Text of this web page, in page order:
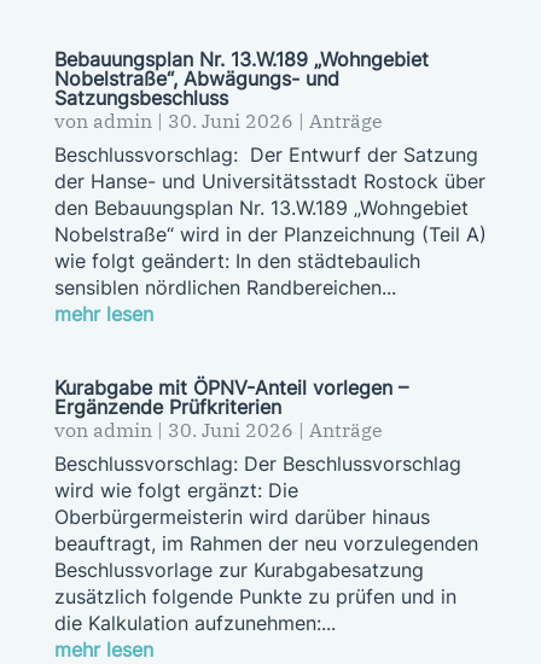
Bebauungsplan Nr. 13.W.189 „Wohngebiet
Nobelstraße“, Abwägungs- und
Satzungsbeschluss
von admin| 30. Juni 2026 | Anträge
Beschlussvorschlag: Der Entwurf der Satzung
der Hanse- und Universitätsstadt Rostock über
den Bebauungsplan Nr. 13.W.189 „Wohngebiet
Nobelstraße“ wird in der Planzeichnung (Teil A)
wie folgt geändert: In den städtebaulich
sensiblen nördlichen Randbereichen...
mehr lesen
Kurabgabe mit ÖPNV-Anteil vorlegen –
Ergänzende Prüfkriterien
von admin| 30. Juni 2026 | Anträge
Beschlussvorschlag: Der Beschlussvorschlag
wird wie folgt ergänzt: Die
Oberbürgermeisterin wird darüber hinaus
beauftragt, im Rahmen der neu vorzulegenden
Beschlussvorlage zur Kurabgabesatzung
zusätzlich folgende Punkte zu prüfen und in
die Kalkulation aufzunehmen:...
mehr lesen